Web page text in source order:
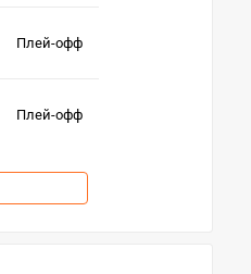
Плей-офф
Плей-офф